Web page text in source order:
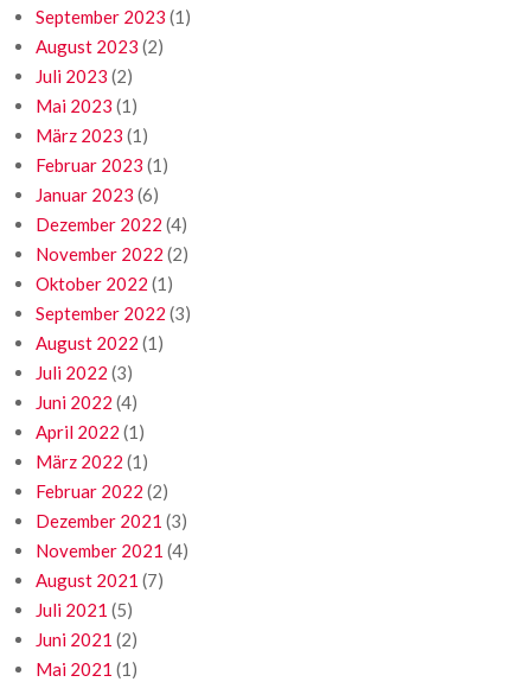
September 2023 (1)
August 2023 (2)
Juli 2023 (2)
Mai 2023 (1)
März 2023 (1)
Februar 2023 (1)
Januar 2023 (6)
Dezember 2022 (4)
November 2022 (2)
Oktober 2022 (1)
September 2022 (3)
August 2022 (1)
Juli 2022 (3)
Juni 2022 (4)
April 2022 (1)
März 2022 (1)
Februar 2022 (2)
Dezember 2021 (3)
November 2021 (4)
August 2021 (7)
Juli 2021 (5)
Juni 2021 (2)
Mai 2021 (1)